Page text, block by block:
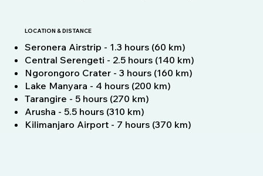
LOCATION & DISTANCE
Seronera Airstrip - 1.3 hours (60 km)
Central Serengeti - 2.5 hours (140 km)
Ngorongoro Crater - 3 hours (160 km)
Lake Manyara - 4 hours (200 km)
Tarangire - 5 hours (270 km)
Arusha - 5.5 hours (310 km)
Kilimanjaro Airport - 7 hours (370 km)